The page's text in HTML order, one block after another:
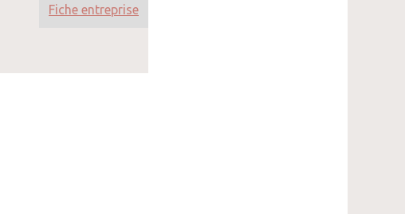
Fiche entreprise